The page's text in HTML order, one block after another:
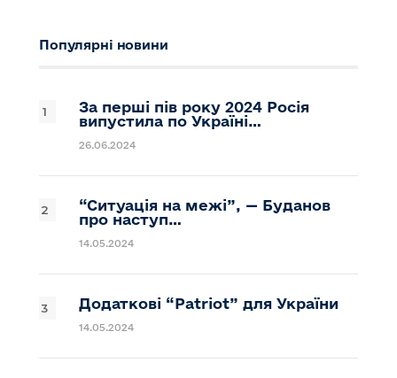
Популярні новини
За перші пів року 2024 Росія
випустила по Україні…
26.06.2024
“Ситуація на межі”, — Буданов
про наступ…
14.05.2024
Додаткові “Patriot” для України
14.05.2024